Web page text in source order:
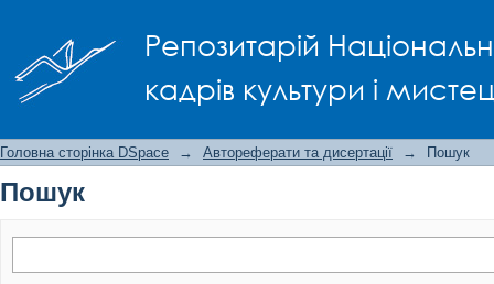
Репозитарій
кадрів культури і
Головна сторінка DSpace → Автореферати та дисертації → Пошук
Пошук